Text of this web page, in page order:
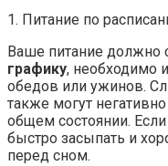
1. Питание по
Ваше питание должно
графику, необходимо
обедов или ужинов.
также могут
общем состоянии.
быстро засыпать и
перед сном.